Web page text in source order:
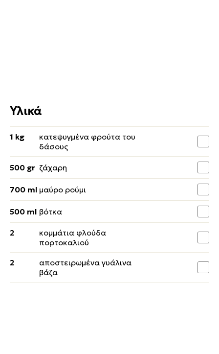
Υλικά
1 kg
κατεψυγμένα φρούτα του
δάσους
500 gr ζάχαρη
700 ml μαύρο ρούμι
500 ml βότκα
2
κομμάτια φλούδα
πορτοκαλιού
2
αποστειρωμένα γυάλινα
βάζα